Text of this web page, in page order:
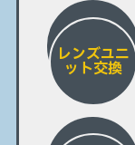
レンズユニ
ット交換